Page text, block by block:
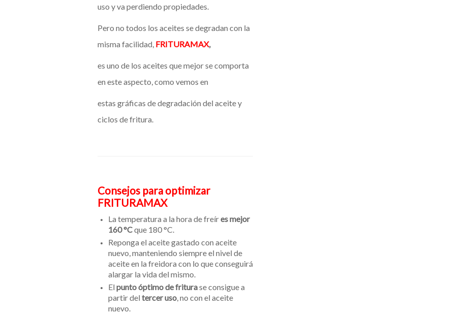
uso y va perdiendo propiedades.
Pero no todos los aceites se degradan con la
misma facilidad, FRITURAMAX,
es uno de los aceites que mejor se comporta
en este aspecto, como vemos en
estas gráficas de degradación del aceite y
ciclos de fritura.
Consejos para optimizar
FRITURAMAX
La temperatura a la hora de freíres mejor
160 °Cque 180 °C.
Reponga el aceite gastado con aceite
nuevo, manteniendo siempre el nivel de
aceite en la freidora con lo que conseguirá
alargar la vida del mismo.
El punto óptimo de friturase consigue a
partir del tercer uso, no con el aceite
nuevo.